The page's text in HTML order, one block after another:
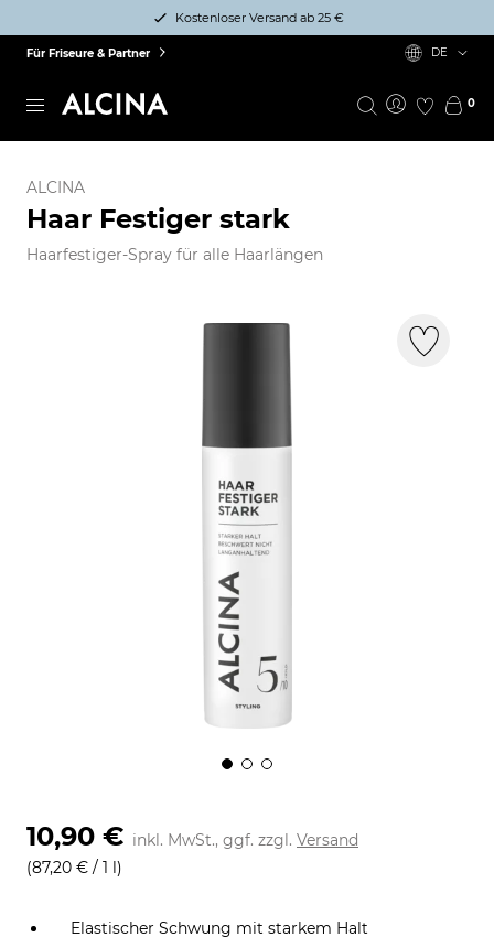
Kostenloser Versand ab 25 €
Für Friseure & Partner DE
0
ALCINA
Haar Festiger stark
Haarfestiger-Spray für alle Haarlängen
10,90 € inkl. MwSt., ggf. zzgl. Versand
(87,20 € / 1 l)
Elastischer Schwung mit starkem Halt